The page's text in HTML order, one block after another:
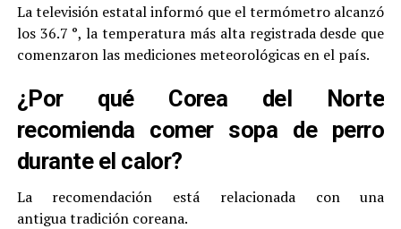
La televisión estatal informó que el termómetro alcanzó
los 36.7 °, la temperatura más alta registrada desde que
comenzaron las mediciones meteorológicas en el país.
¿Por qué Corea del Norte
recomienda comer sopa de perro
durante el calor?
La recomendación está relacionada con una
antigua tradición coreana.